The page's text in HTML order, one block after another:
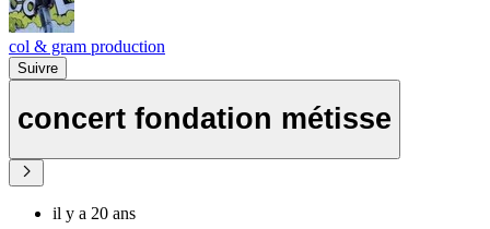
col & gram production
Suivre
concert fondation métisse
il y a 20 ans